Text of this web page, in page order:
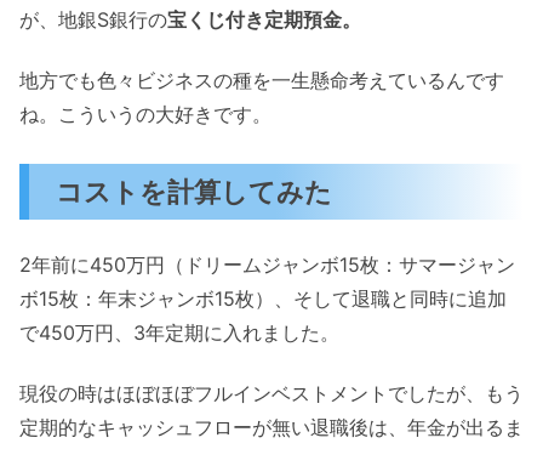
が、地銀S銀行の宝くじ付き定期預金。
地方でも色々ビジネスの種を一生懸命考えているんです
ね。こういうの大好きです。
コストを計算してみた
2年前に450万円（ドリームジャンボ15枚：サマージャン
ボ15枚：年末ジャンボ15枚）、そして退職と同時に追加
で450万円、3年定期に入れました。
現役の時はほぼほぼフルインベストメントでしたが、もう
定期的なキャッシュフローが無い退職後は、年金が出るま